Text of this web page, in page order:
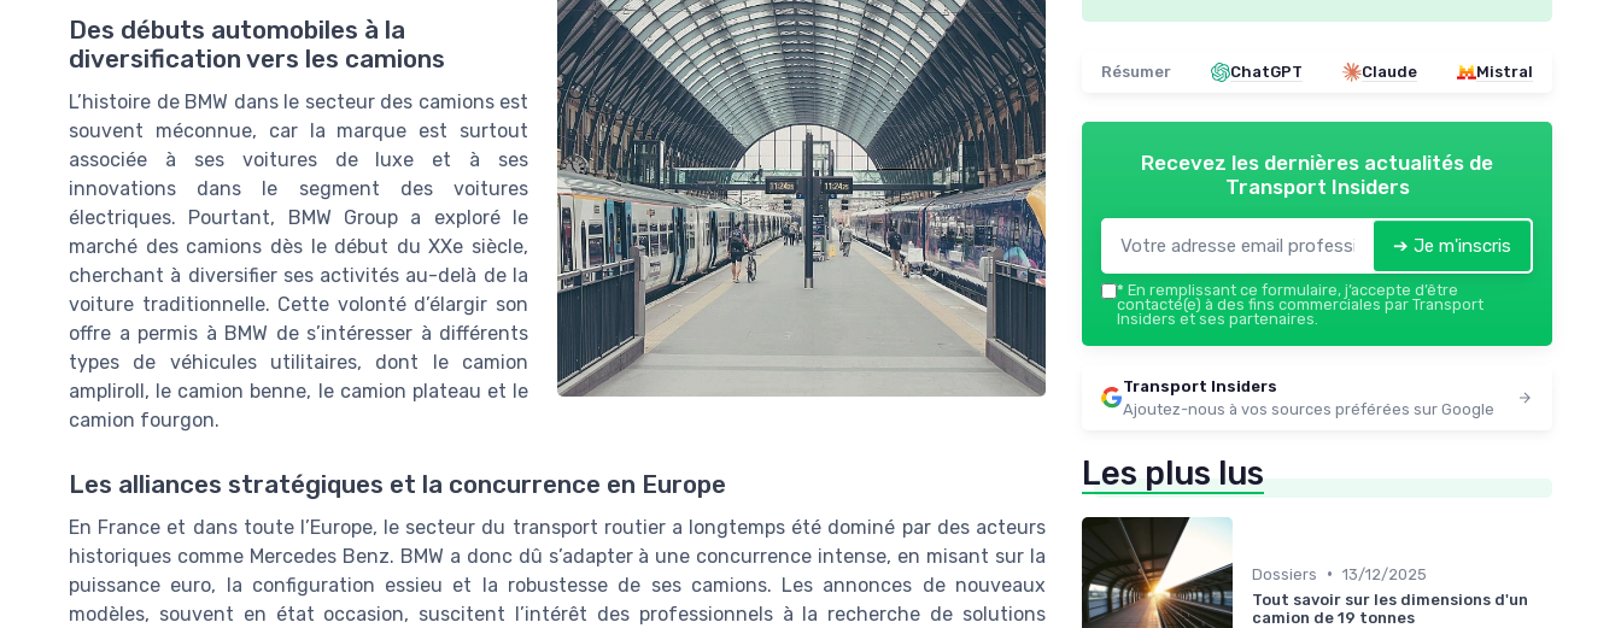
Des débuts automobiles à la
diversification vers les camions
L’histoire de BMW dans le secteur des camions est
souvent méconnue, car la marque est surtout
associée à ses voitures de luxe et à ses
innovations dans le segment des voitures
électriques. Pourtant, BMW Group a exploré le
marché des camions dès le début du XXe siècle,
cherchant à diversifier ses activités au-delà de la
voiture traditionnelle. Cette volonté d’élargir son
offre a permis à BMW de s’intéresser à différents
types de véhicules utilitaires, dont le camion
ampliroll, le camion benne, le camion plateau et le
camion fourgon.
Les alliances stratégiques et la concurrence en Europe
En France et dans toute l’Europe, le secteur du transport routier a longtemps été dominé par des acteurs
historiques comme Mercedes Benz. BMW a donc dû s’adapter à une concurrence intense, en misant sur la
puissance euro, la configuration essieu et la robustesse de ses camions. Les annonces de nouveaux
modèles, souvent en état occasion, suscitent l’intérêt des professionnels à la recherche de solutions
Résumer ChatGPT Claude Mistral
Recevez les dernières actualités de
Transport Insiders
➔ Je m'inscris
* En remplissant ce formulaire, j’accepte d’être
contacté(e) à des fins commerciales par Transport
Insiders et ses partenaires.
Transport Insiders
Ajoutez-nous à vos sources préférées sur Google
Les plus lus
Dossiers • 13/12/2025
Tout savoir sur les dimensions d'un
camion de 19 tonnes